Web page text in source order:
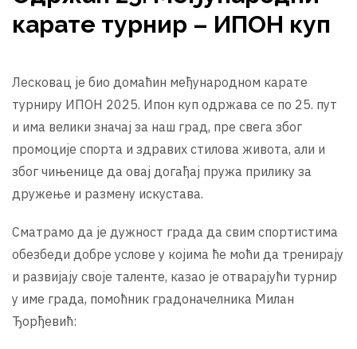
карате турнир – ИПОН куп
Лесковац је био домаћин међународном карате
турниру ИПОН 2025. Ипон куп одржава се по 25. пут
и има велики значај за наш град, пре свега због
промоције спорта и здравих стилова живота, али и
због чињенице да овај догађај пружа прилику за
дружење и размену искустава.
Сматрамо да је дужност града да свим спортистима
обезбеди добре услове у којима ће моћи да тренирају
и развијају своје таленте, казао је отварајући турнир
у име града, помоћник градоначелника Милан
Ђорђевић: